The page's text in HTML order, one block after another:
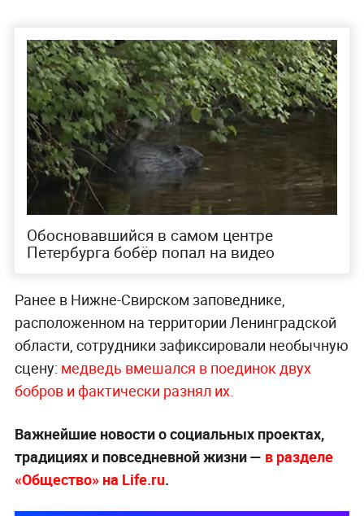
Обосновавшийся в самом центре
Петербурга бобёр попал на видео
Ранее в Нижне-Свирском заповеднике,
расположенном на территории Ленинградской
области, сотрудники зафиксировали необычную
сцену: медведь вмешался в поединок двух
бобров и фактически разнял их.
Важнейшие новости о социальных проектах,
традициях и повседневной жизни — в разделе
«Общество» на Life.ru.